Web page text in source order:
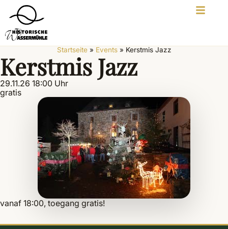
Startseite» Events» Kerstmis Jazz
Kerstmis Jazz
29.11.26 18:00 Uhr
gratis
vanaf 18:00, toegang gratis!